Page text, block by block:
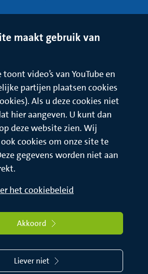
maakt gebruik van
video’s van YouTube en
partijen plaatsen cookies
Als u deze cookies niet
hier aangeven. U kunt dan
deze website zien. Wij
cookies om onze site te
gegevens worden niet aan
het cookiebeleid
Akkoord
Liever niet